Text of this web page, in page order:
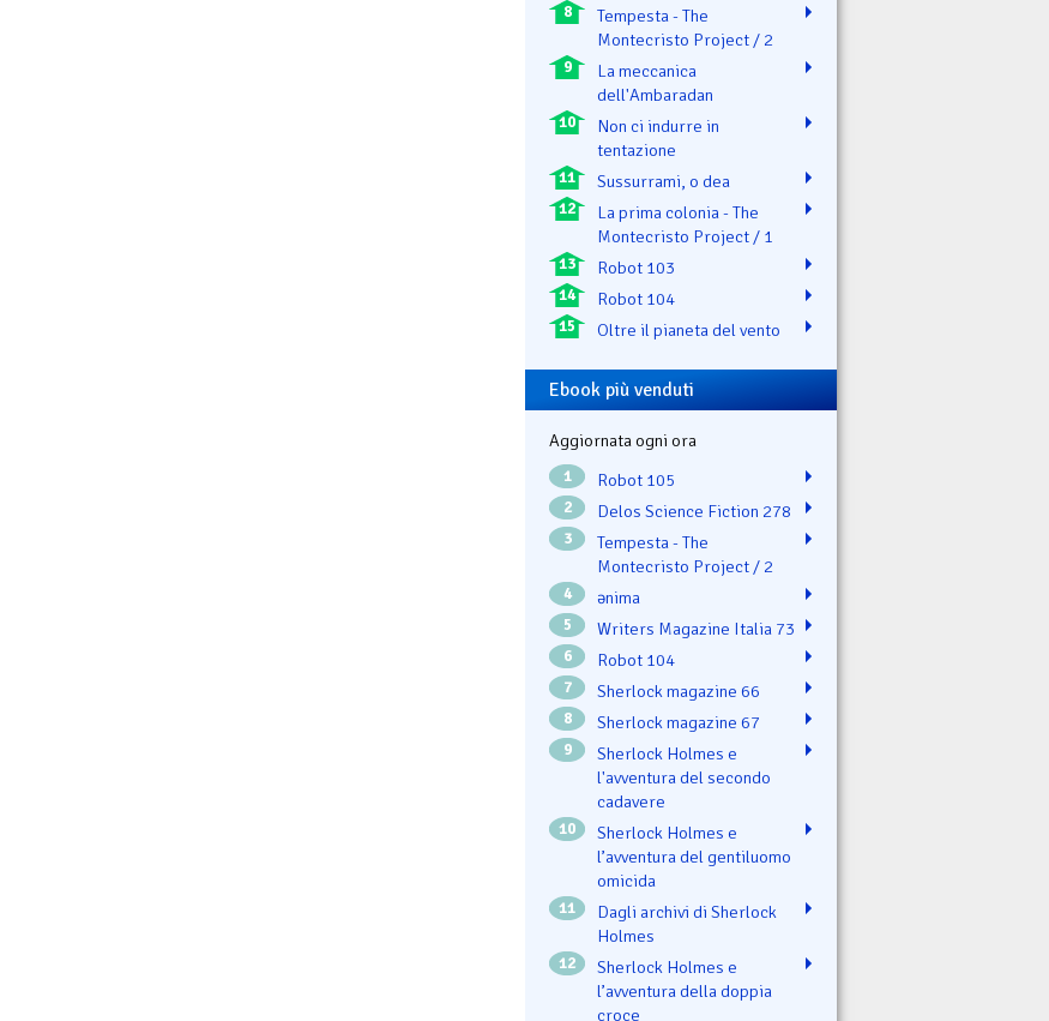
8
Tempesta - The
Montecristo Project / 2
9
La meccanica
dell'Ambaradan
10
Non ci indurre in
tentazione
11 Sussurrami, o dea
12
La prima colonia - The
Montecristo Project / 1
13 Robot 103
14 Robot 104
15 Oltre il pianeta del vento
Ebook più venduti
Aggiornata ogni ora
1 Robot 105
2 Delos Science Fiction 278
3
Tempesta - The
Montecristo Project / 2
4 ənima
5 Writers Magazine Italia 73
6 Robot 104
7 Sherlock magazine 66
8 Sherlock magazine 67
9
Sherlock Holmes e
l'avventura del secondo
cadavere
10
Sherlock Holmes e
l’avventura del gentiluomo
omicida
11
Dagli archivi di Sherlock
Holmes
12
Sherlock Holmes e
l’avventura della doppia
croce